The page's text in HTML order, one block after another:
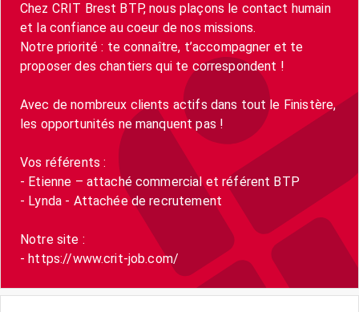
Chez CRIT Brest BTP, nous plaçons le contact humain
et la confiance au coeur de nos missions.
Notre priorité : te connaître, t’accompagner et te
proposer des chantiers qui te correspondent !
Avec de nombreux clients actifs dans tout le Finistère,
les opportunités ne manquent pas !
Vos référents :
- Etienne – attaché commercial et référent BTP
- Lynda - Attachée de recrutement
Notre site :
- https://www.crit-job.com/